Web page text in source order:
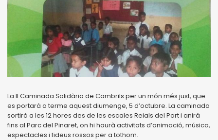
La II Caminada Solidària de Cambrils per un món més just, que
es portarà a terme aquest diumenge, 5 d’octubre. La caminada
sortirà a les 12 hores des de les escales Reials del Port i anirà
fins al Parc del Pinaret, on hi haurà activitats d’animació, música,
espectacles i fideus rossos per a tothom.